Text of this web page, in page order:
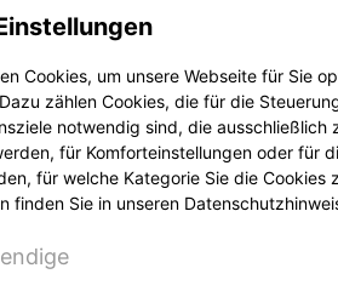
oder Kreditkarten
entscheidet, und
Problems zu handeln und alle
Finanzunternehmen, was
Anbieter, um Vertrauen
kein
Cookies, um unsere Webseite für Sie
zählen Cookies, die für die
notwendig sind, die
für Komforteinstellungen oder für
für welche Kategorie Sie die Cookies
finden Sie in unseren